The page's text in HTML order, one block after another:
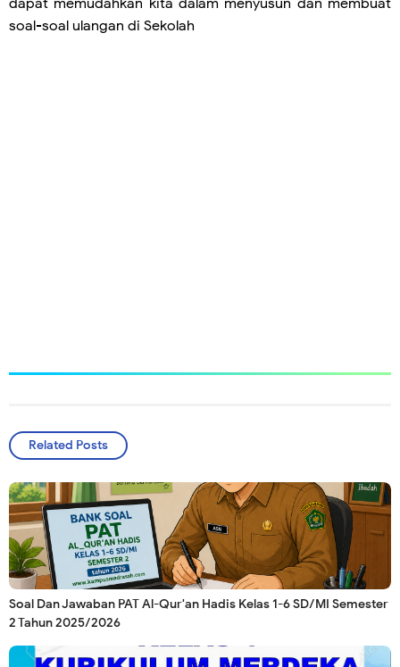
dapat memudahkan kita dalam menyusun dan membuat
soal-soal ulangan di Sekolah
Related Posts
Soal Dan Jawaban PAT Al-Qur'an Hadis Kelas 1-6 SD/MI Semester
2 Tahun 2025/2026